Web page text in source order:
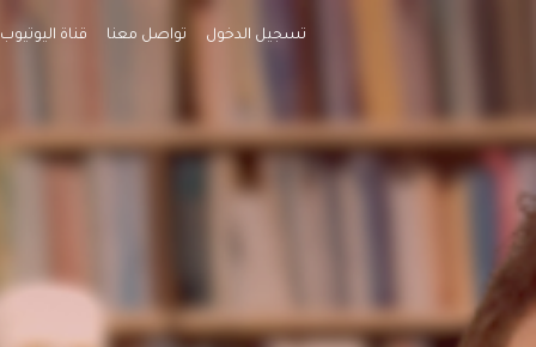
قناة اليوتيوب تواصل معنا تسجيل الدخول